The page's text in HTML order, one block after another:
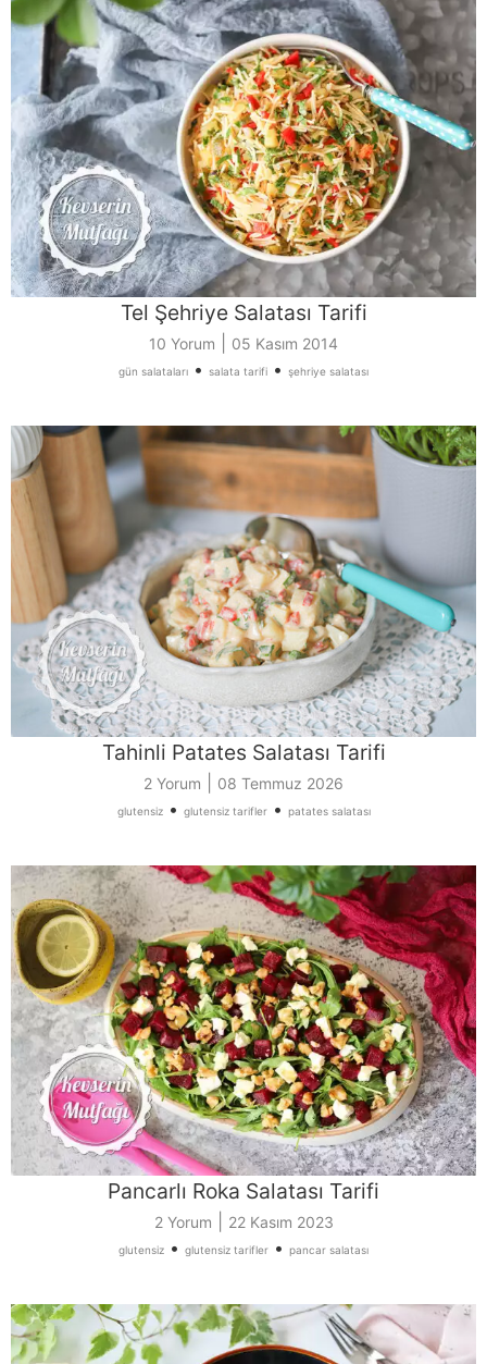
Tel Şehriye Salatası Tarifi
10 Yorum 05 Kasım 2014
gün salataları • salata tarifi • şehriye salatası
Tahinli Patates Salatası Tarifi
2 Yorum 08 Temmuz 2026
glutensiz• glutensiz tarifler• patates salatası
Pancarlı Roka Salatası Tarifi
2 Yorum 22 Kasım 2023
glutensiz • glutensiz tarifler • pancar salatası